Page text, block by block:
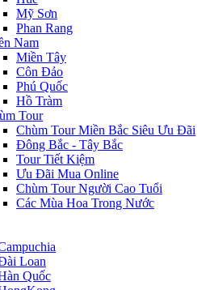
Mỹ Sơn
Phan Rang
Nam
Miền Tây
Côn Đảo
Phú Quốc
Hồ Tràm
Tour
Chùm Tour Miền Bắc Siêu Ưu Đãi
Đông Bắc - Tây Bắc
Tour Tiết Kiệm
Ưu Đãi Mua Online
Chùm Tour Người Cao Tuổi
Các Mùa Hoa Trong Nước
Loan
Quốc